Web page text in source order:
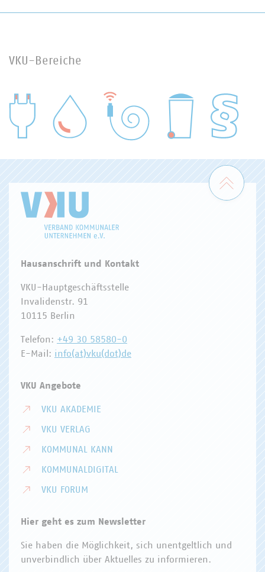
VKU-Bereiche
WASSER/ABWASSER
Zum
Hausanschrift und Kontakt
VKU-Hauptgeschäftsstelle
Invalidenstr. 91
10115 Berlin
Telefon: +49 30 58580-0
E-Mail: info(at)vku(dot)de
VKU Angebote
VKU AKADEMIE
VKU VERLAG
KOMMUNAL KANN
KOMMUNALDIGITAL
VKU FORUM
Hier geht es zum Newsletter
Sie haben die Möglichkeit, sich unentgeltlich und
unverbindlich über Aktuelles zu informieren.